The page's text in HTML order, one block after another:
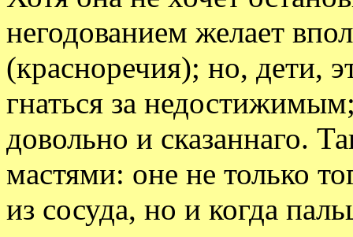
негодованием желает
(красноречия); но, дети,
гнаться за
довольно и сказаннаго.
мастями: оне не только
из сосуда, но и когда